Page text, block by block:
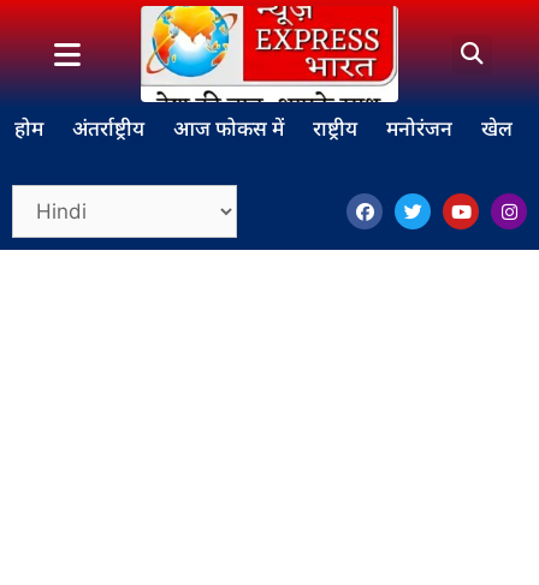
होम अंतर्राष्ट्रीय आज फोकस में राष्ट्रीय मनोरंजन खेल